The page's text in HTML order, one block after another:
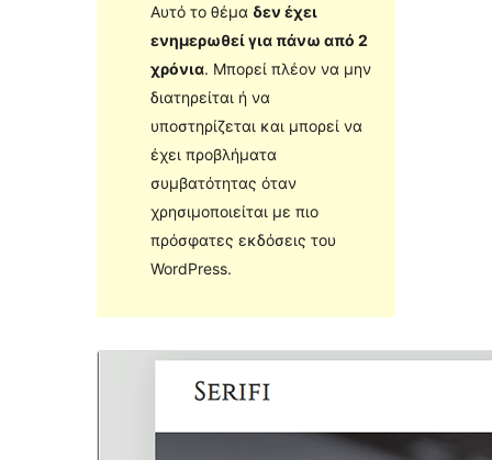
Αυτό το θέμα δεν έχει
ενημερωθεί για πάνω από 2
χρόνια. Μπορεί πλέον να μην
διατηρείται ή να
υποστηρίζεται και μπορεί να
έχει προβλήματα
συμβατότητας όταν
χρησιμοποιείται με πιο
πρόσφατες εκδόσεις του
WordPress.